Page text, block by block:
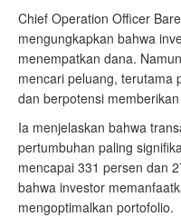
Chief Operation Officer
mengungkapkan bahwa
menempatkan dana.
mencari peluang, terutama
dan berpotensi
Ia menjelaskan bahwa
pertumbuhan paling
mencapai 331 persen dan
bahwa investor
mengoptimalkan portofolio.